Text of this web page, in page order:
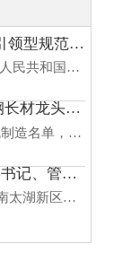
工信部首批《钢铁行业规范条件》“引领型规范企业”公布：永兴特钢成为浙江唯一上榜企业
近日，国家工业和信息化部正式发布中华人民共和国工业和信息化部公告2026年第7号，对符合《钢铁行业规范条件（2025年版）》的企业（第一批）名单予以公告。在全国34家获评的“引领型规范企业”中，湖州永
永兴特钢入选国家级绿色工厂 ｜特钢长材龙头勾勒循环经济新图景
日前，工业和信息化部公示2025年度绿色制造名单，湖州永兴特种不锈钢有限公司正式通过“国家级绿色工厂”认证。这家国内第二、全球第五的专业不锈钢长材制造商，正试图用一条独特的循环经济路径，为钢铁行业的绿
市政府党组成员，南太湖新区党工委书记、管委会主任饶如锋调研走访永兴材料
2026年2月28日上午，市政府党组成员，南太湖新区党工委书记、管委会主任饶如锋一行赴永兴材料调研规上企业发展情况，深入了解企业经营现状、产业布局及发展规划，精准对接企业需求，助力企业高质量发展。永兴